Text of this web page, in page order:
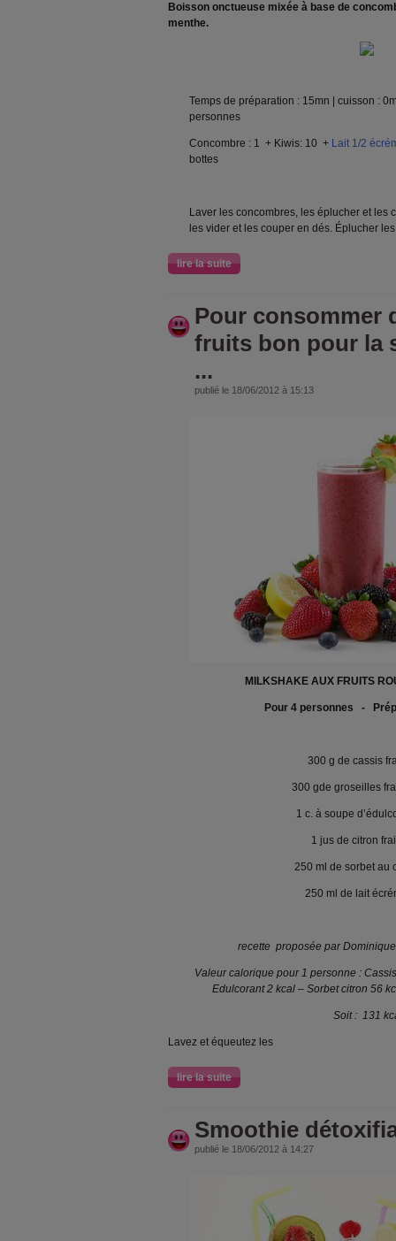
Boisson onctueuse mixée à base de
menthe.
Temps de préparation : 15mn | cuisson :
personnes
Concombre : 1 + Kiwis: 10 + Lait 1/2
bottes
Laver les concombres, les éplucher et les
les vider et les couper en dés. Éplucher
lire la suite
Pour consommer
fruits bon pour la
...
publié le 18/06/2012 à 15:13
MILKSHAKE AUX FRUITS
Pour 4 personnes -
300 g de cassis
300 gde groseilles
1 c. à soupe
1 jus de citron
250 ml de sorbet au
250 ml de lait
recette proposée par
Valeur calorique pour 1 personne :
Edulcorant 2 kcal – Sorbet citron 56
Soit : 131
Lavez et équeutez les
lire la suite
Smoothie
publié le 18/06/2012 à 14:27